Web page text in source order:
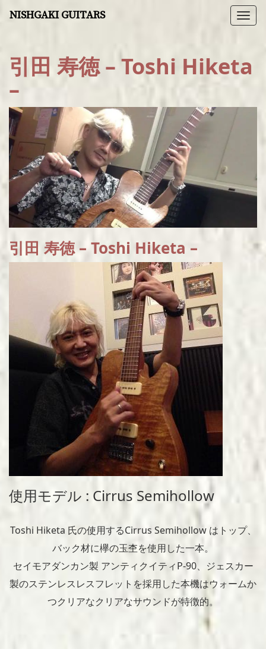
NISHGAKI GUITARS
引田 寿徳 – Toshi Hiketa
–
引田 寿徳 – Toshi Hiketa –
使用モデル : Cirrus Semihollow
Toshi Hiketa 氏の使用するCirrus Semihollow はトップ、
バック材に欅の玉杢を使用した一本。
セイモアダンカン製 アンティクイティP-90、ジェスカー
製のステンレスレスフレットを採用した本機はウォームか
つクリアなクリアなサウンドが特徴的。